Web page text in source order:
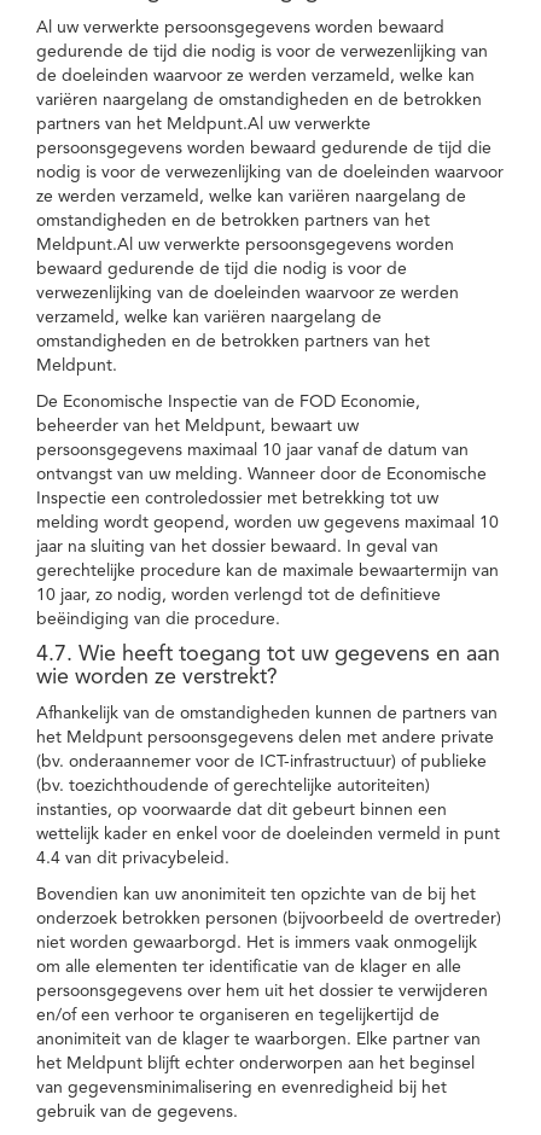
Al uw verwerkte persoonsgegevens worden bewaard
gedurende de tijd die nodig is voor de verwezenlijking van
de doeleinden waarvoor ze werden verzameld, welke kan
variëren naargelang de omstandigheden en de betrokken
partners van het Meldpunt.Al uw verwerkte
persoonsgegevens worden bewaard gedurende de tijd die
nodig is voor de verwezenlijking van de doeleinden waarvoor
ze werden verzameld, welke kan variëren naargelang de
omstandigheden en de betrokken partners van het
Meldpunt.Al uw verwerkte persoonsgegevens worden
bewaard gedurende de tijd die nodig is voor de
verwezenlijking van de doeleinden waarvoor ze werden
verzameld, welke kan variëren naargelang de
omstandigheden en de betrokken partners van het
Meldpunt.
De Economische Inspectie van de FOD Economie,
beheerder van het Meldpunt, bewaart uw
persoonsgegevens maximaal 10 jaar vanaf de datum van
ontvangst van uw melding. Wanneer door de Economische
Inspectie een controledossier met betrekking tot uw
melding wordt geopend, worden uw gegevens maximaal 10
jaar na sluiting van het dossier bewaard. In geval van
gerechtelijke procedure kan de maximale bewaartermijn van
10 jaar, zo nodig, worden verlengd tot de definitieve
beëindiging van die procedure.
4.7. Wie heeft toegang tot uw gegevens en aan
wie worden ze verstrekt?
Afhankelijk van de omstandigheden kunnen de partners van
het Meldpunt persoonsgegevens delen met andere private
(bv. onderaannemer voor de ICT-infrastructuur) of publieke
(bv. toezichthoudende of gerechtelijke autoriteiten)
instanties, op voorwaarde dat dit gebeurt binnen een
wettelijk kader en enkel voor de doeleinden vermeld in punt
4.4 van dit privacybeleid.
Bovendien kan uw anonimiteit ten opzichte van de bij het
onderzoek betrokken personen (bijvoorbeeld de overtreder)
niet worden gewaarborgd. Het is immers vaak onmogelijk
om alle elementen ter identificatie van de klager en alle
persoonsgegevens over hem uit het dossier te verwijderen
en/of een verhoor te organiseren en tegelijkertijd de
anonimiteit van de klager te waarborgen. Elke partner van
het Meldpunt blijft echter onderworpen aan het beginsel
van gegevensminimalisering en evenredigheid bij het
gebruik van de gegevens.